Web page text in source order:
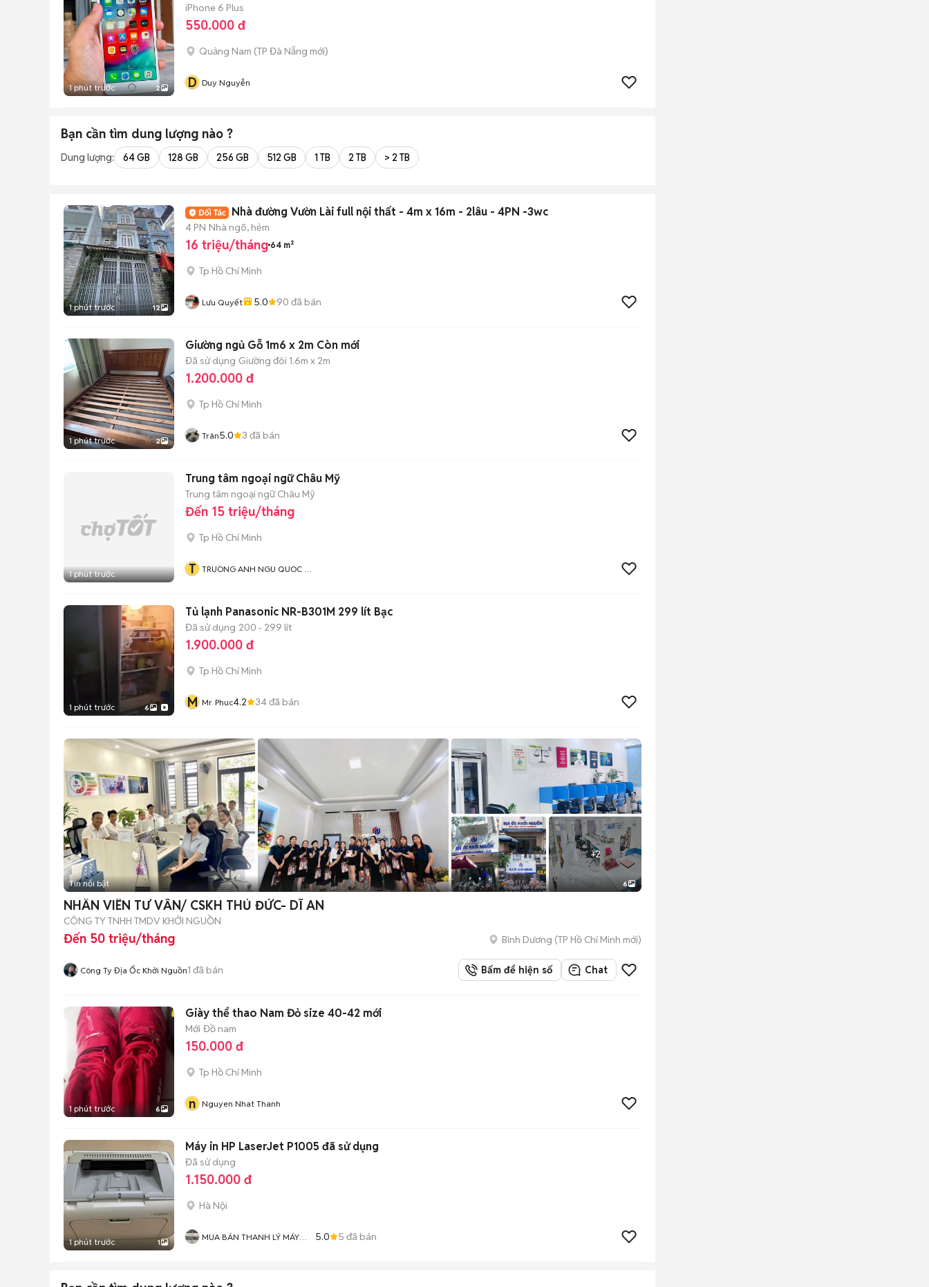
1 phút trước 2
iPhone 6 Plus
550.000 đ
Quảng Nam (TP Đà Nẵng mới)
D Duy Nguyễn
Bạn cần tìm dung lượng nào ?
Dung lượng: 64 GB 128 GB 256 GB 512 GB 1 TB 2 TB > 2 TB
1 phút trước 12
Nhà đường Vườn Lài full nội thất - 4m x 16m - 2lâu - 4PN -3wc
4 PN Nhà ngõ, hẻm
16 triệu/tháng 64 m²
Tp Hồ Chí Minh
Lưu Quyết 5.0 90 đã bán
1 phút trước 2
Giường ngủ Gỗ 1m6 x 2m Còn mới
Đã sử dụng Giường đôi 1.6m x 2m
1.200.000 đ
Tp Hồ Chí Minh
Trân5.0 3 đã bán
1 phút trước
Trung tâm ngoại ngữ Châu Mỹ
Trung tâm ngoại ngữ Châu Mỹ
Đến 15 triệu/tháng
Tp Hồ Chí Minh
T TRUONG ANH NGU QUOC TE
1 phút trước 6
Tủ lạnh Panasonic NR-B301M 299 lít Bạc
Đã sử dụng 200 - 299 lít
1.900.000 đ
Tp Hồ Chí Minh
M Mr. Phuc4.2 34đã bán
+2
Tin nổi bật 6
NHÂN VIÊN TƯ VẤN/ CSKH THỦ ĐỨC- DĨ AN
CÔNG TY TNHH TMDV KHỞI NGUỒN
Đến 50 triệu/tháng Bình Dương (TP Hồ Chí Minh mới)
Công Ty Địa Ốc Khởi Nguồn1 đã bán Bấm để hiện số Chat
1 phút trước 6
Giày thể thao Nam Đỏ size 40-42 mới
Mới Đồ nam
150.000 đ
Tp Hồ Chí Minh
n Nguyen Nhat Thanh
1 phút trước 1
Máy in HP LaserJet P1005 đã sử dụng
Đã sử dụng
1.150.000 đ
Hà Nội
MUA BÁN THANH LÝ MÁY
5.0 5 đã bán